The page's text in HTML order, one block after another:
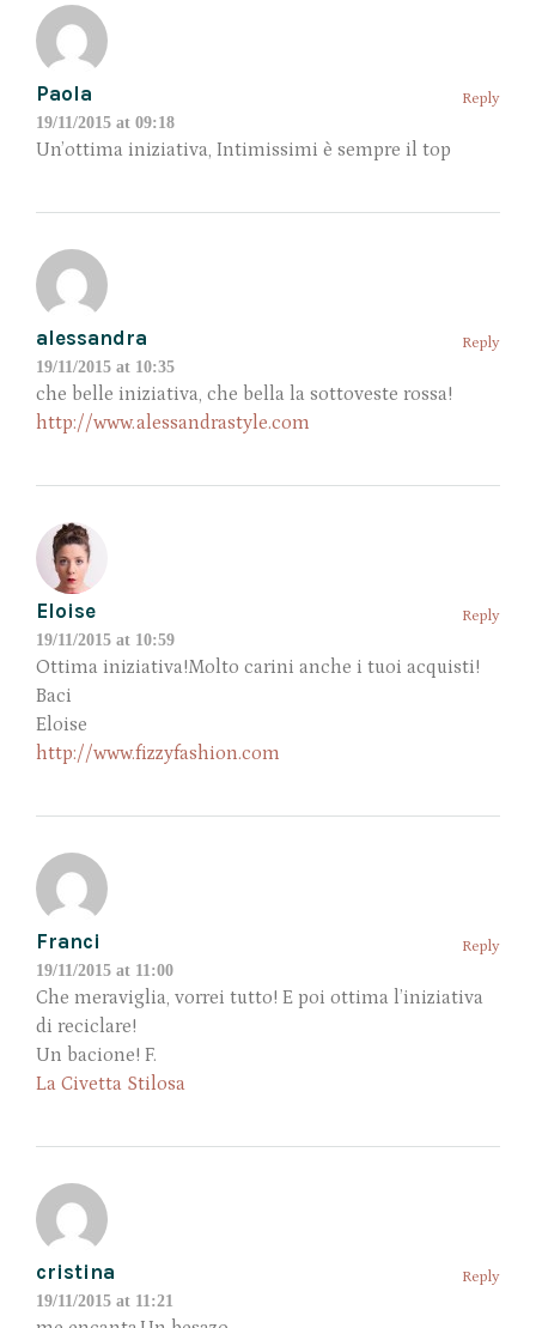
Paola
19/11/2015 at 09:18
Reply
Un’ottima iniziativa, Intimissimi è sempre il top
alessandra
19/11/2015 at 10:35
Reply
che belle iniziativa, che bella la sottoveste rossa!
http://www.alessandrastyle.com
Eloise
19/11/2015 at 10:59
Reply
Ottima iniziativa!Molto carini anche i tuoi acquisti!
Baci
Eloise
http://www.fizzyfashion.com
Franci
19/11/2015 at 11:00
Reply
Che meraviglia, vorrei tutto! E poi ottima l’iniziativa
di reciclare!
Un bacione! F.
La Civetta Stilosa
cristina
19/11/2015 at 11:21
Reply